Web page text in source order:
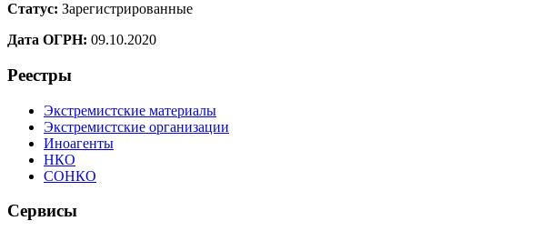
Статус: Зарегистрированные
Дата ОГРН: 09.10.2020
Реестры
Экстремистские материалы
Экстремистские организации
Иноагенты
НКО
СОНКО
Сервисы